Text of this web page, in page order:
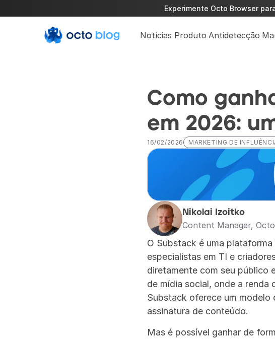
Experimente Octo Browser
Notícias Produto Antidetecção
Como
em 2026:
16/02/2026 MARKETING DE
Nikolai Izoitko
Content Manager,
O Substack é uma
especialistas em TI e
diretamente com seu público
de mídia social, onde a renda
Substack oferece um
assinatura de conteúdo.
Mas é possível ganhar de